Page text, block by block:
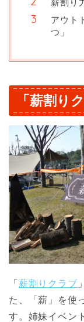
アウト
つ」
「薪割り
「 薪割りクラブ
た、「薪」を使
す。姉妹イベン